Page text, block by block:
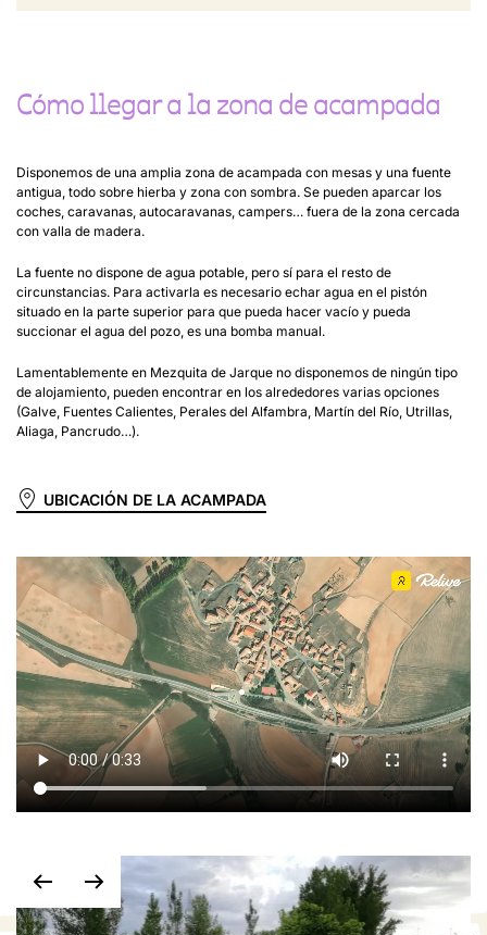
Cómo llegar a la zona de acampada
Disponemos de una amplia zona de acampada con mesas y una fuente
antigua, todo sobre hierba y zona con sombra. Se pueden aparcar los
coches, caravanas, autocaravanas, campers… fuera de la zona cercada
con valla de madera.
La fuente no dispone de agua potable, pero sí para el resto de
circunstancias. Para activarla es necesario echar agua en el pistón
situado en la parte superior para que pueda hacer vacío y pueda
succionar el agua del pozo, es una bomba manual.
Lamentablemente en Mezquita de Jarque no disponemos de ningún tipo
de alojamiento, pueden encontrar en los alrededores varias opciones
(Galve, Fuentes Calientes, Perales del Alfambra, Martín del Río, Utrillas,
Aliaga, Pancrudo…).
UBICACIÓN DE LA ACAMPADA